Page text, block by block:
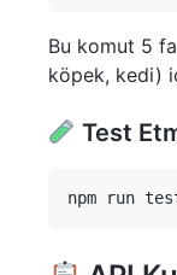
Bu komut 5
köpek, kedi)
Test